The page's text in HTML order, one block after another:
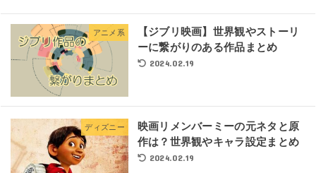
アニメ系
【ジブリ映画】世界観やストーリ
ーに繋がりのある作品まとめ
2024.02.19
ディズニー
映画リメンバーミーの元ネタと原
作は？世界観やキャラ設定まとめ
2024.02.19